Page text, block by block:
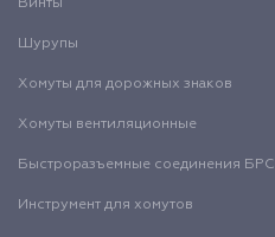
Винты
Шурупы
Хомуты для дорожных знаков
Хомуты вентиляционные
Быстроразъемные соединения БРС
Инструмент для хомутов